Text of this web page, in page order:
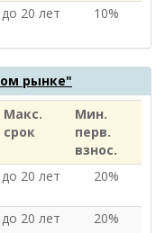
до 20 лет 10%
рынке"
Макс.
срок
Мин.
перв.
взнос.
до 20 лет 20%
до 20 лет 20%